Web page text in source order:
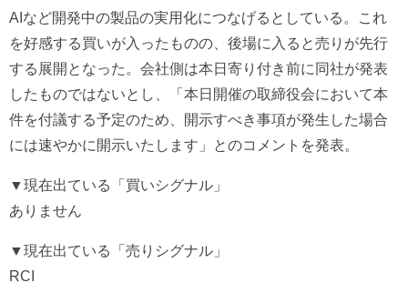
AIなど開発中の製品の実用化につなげるとしている。これ
を好感する買いが入ったものの、後場に入ると売りが先行
する展開となった。会社側は本日寄り付き前に同社が発表
したものではないとし、「本日開催の取締役会において本
件を付議する予定のため、開示すべき事項が発生した場合
には速やかに開示いたします」とのコメントを発表。
▼現在出ている「買いシグナル」
ありません
▼現在出ている「売りシグナル」
RCI